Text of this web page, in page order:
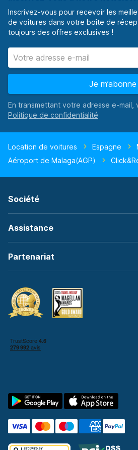
Inscrivez-vous pour recevoir les
de voitures dans votre boîte de
toujours des offres exclusives !
Je m’abonne
En transmettant votre adresse e-
Location de voitures Espagne
Aéroport de Malaga(AGP)
Société
Assistance
Partenariat